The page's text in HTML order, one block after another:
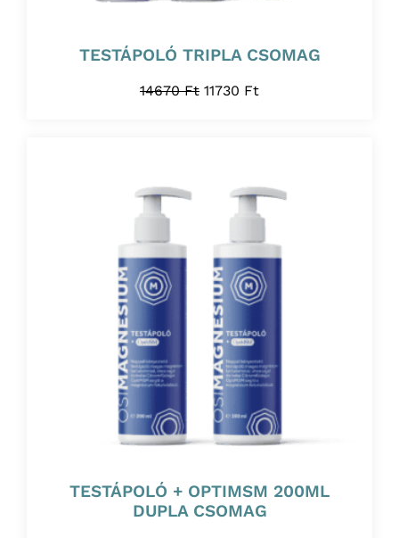
TESTÁPOLÓ TRIPLA CSOMAG
14670Ft 11730 Ft
TESTÁPOLÓ + OPTIMSM 200ML
DUPLA CSOMAG